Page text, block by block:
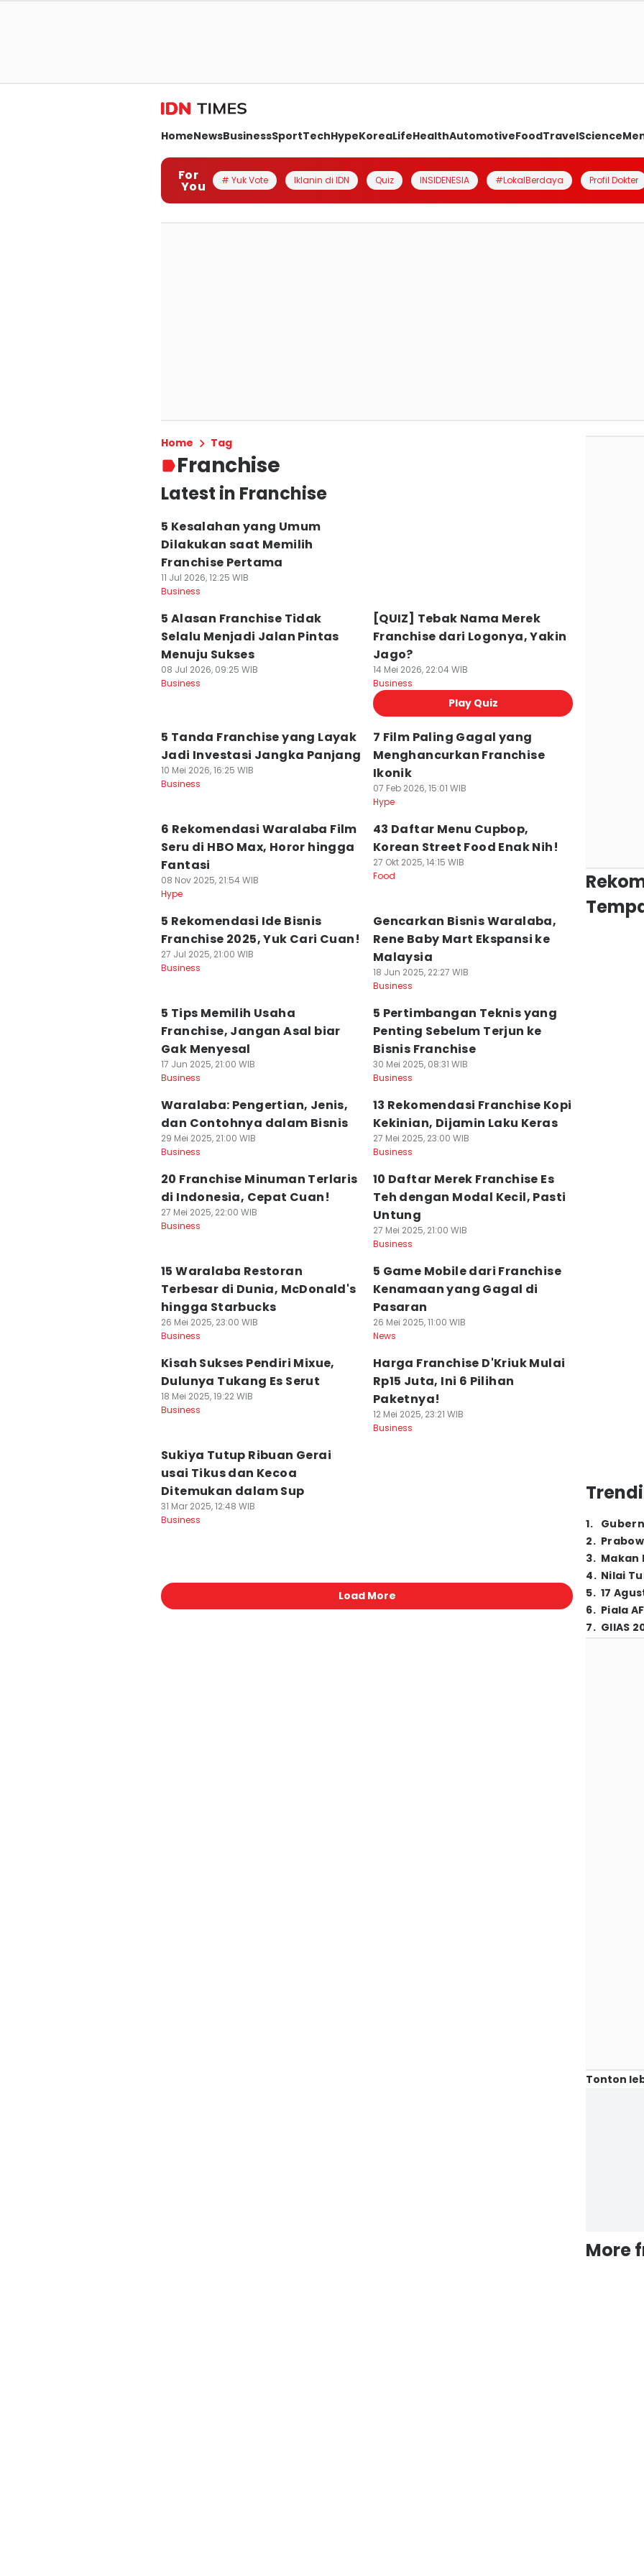
HomeNewsBusinessSportTechHypeKoreaLifeHealthAutomotiveFoodTravelScience
For
You # Yuk Vote Iklanin di IDN Quiz INSIDENESIA #LokalBerdaya Profil Dokter
Home Tag
Franchise
Latest in Franchise
5 Kesalahan yang Umum
Dilakukan saat Memilih
Franchise Pertama
11 Jul 2026, 12:25 WIB
Business
5 Alasan Franchise Tidak
Selalu Menjadi Jalan Pintas
Menuju Sukses
08 Jul 2026, 09:25 WIB
Business
[QUIZ] Tebak Nama Merek
Franchise dari Logonya, Yakin
Jago?
14 Mei 2026, 22:04 WIB
Business
Play Quiz
5 Tanda Franchise yang Layak
Jadi Investasi Jangka Panjang
10 Mei 2026, 16:25 WIB
Business
7 Film Paling Gagal yang
Menghancurkan Franchise
Ikonik
07 Feb 2026, 15:01 WIB
Hype
6 Rekomendasi Waralaba Film
Seru di HBO Max, Horor hingga
Fantasi
08 Nov 2025, 21:54 WIB
Hype
43 Daftar Menu Cupbop,
Korean Street Food Enak Nih!
27 Okt 2025, 14:15 WIB
Food
5 Rekomendasi Ide Bisnis
Franchise 2025, Yuk Cari Cuan!
27 Jul 2025, 21:00 WIB
Business
Gencarkan Bisnis Waralaba,
Rene Baby Mart Ekspansi ke
Malaysia
18 Jun 2025, 22:27 WIB
Business
5 Tips Memilih Usaha
Franchise, Jangan Asal biar
Gak Menyesal
17 Jun 2025, 21:00 WIB
Business
5 Pertimbangan Teknis yang
Penting Sebelum Terjun ke
Bisnis Franchise
30 Mei 2025, 08:31 WIB
Business
Waralaba: Pengertian, Jenis,
dan Contohnya dalam Bisnis
29 Mei 2025, 21:00 WIB
Business
13 Rekomendasi Franchise Kopi
Kekinian, Dijamin Laku Keras
27 Mei 2025, 23:00 WIB
Business
20 Franchise Minuman Terlaris
di Indonesia, Cepat Cuan!
27 Mei 2025, 22:00 WIB
Business
10 Daftar Merek Franchise Es
Teh dengan Modal Kecil, Pasti
Untung
27 Mei 2025, 21:00 WIB
Business
15 Waralaba Restoran
Terbesar di Dunia, McDonald's
hingga Starbucks
26 Mei 2025, 23:00 WIB
Business
5 Game Mobile dari Franchise
Kenamaan yang Gagal di
Pasaran
26 Mei 2025, 11:00 WIB
News
Kisah Sukses Pendiri Mixue,
Dulunya Tukang Es Serut
18 Mei 2025, 19:22 WIB
Business
Harga Franchise D'Kriuk Mulai
Rp15 Juta, Ini 6 Pilihan
Paketnya!
12 Mei 2025, 23:21 WIB
Business
Sukiya Tutup Ribuan Gerai
usai Tikus dan Kecoa
Ditemukan dalam Sup
31 Mar 2025, 12:48 WIB
Business
Load More
1.
2.
3. Makan
4. Nilai
5. 17
6. Piala
7. GIIAS
Tonton
More